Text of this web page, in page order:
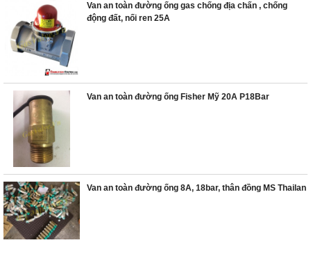
Van an toàn đường ống gas chống địa chấn , chống
động đất, nối ren 25A
Van an toàn đường ống Fisher Mỹ 20A P18Bar
Van an toàn đường ống 8A, 18bar, thân đồng MS Thailan